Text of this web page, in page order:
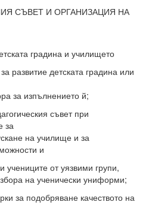
СЪВЕТ И ОРГАНИЗАЦИЯ НА
градина и училището
развитие детската градина или
за изпълнението й;
съвет при
за
на училище и за
и
от уязвими групи,
на ученически униформи;
за подобряване качеството на